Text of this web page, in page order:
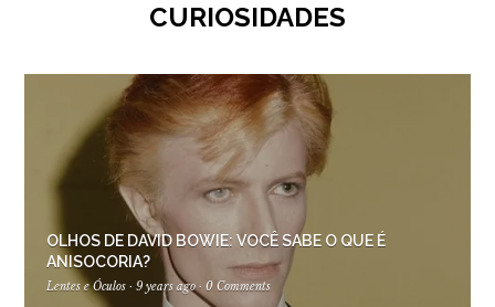
CURIOSIDADES
OLHOS DE DAVID BOWIE: VOCÊ SABE O QUE É
ANISOCORIA?
Lentes e Óculos · 9 years ago · 0 Comments